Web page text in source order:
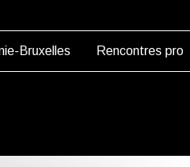
Bruxelles Rencontres pro